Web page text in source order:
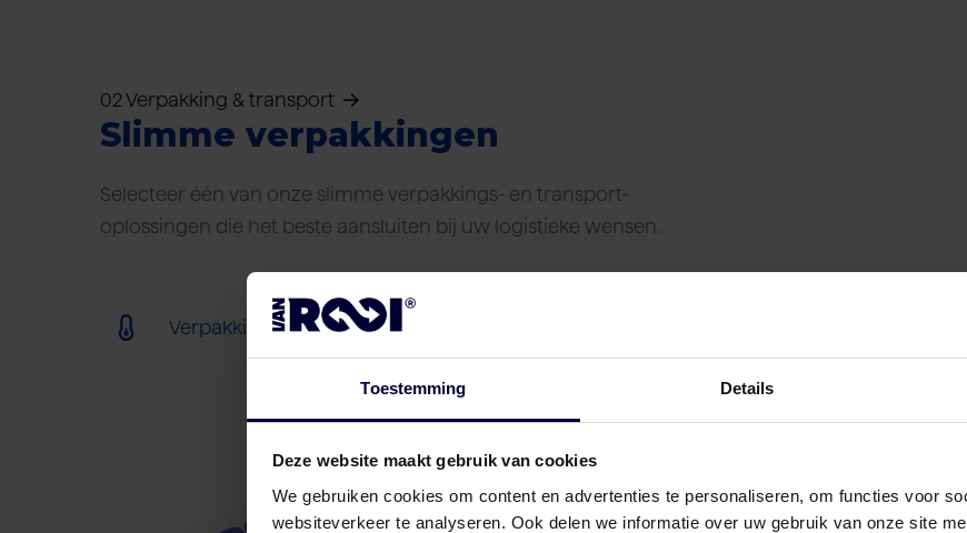
Toestemming Details
Deze website maakt gebruik van cookies
We gebruiken cookies om content en advertenties te personaliseren, om functies voor
websiteverkeer te analyseren. Ook delen we informatie over uw gebruik van onze site
02 Verpakking & transport
Slimme verpakkingen
Selecteer één van onze slimme verpakkings- en transport-
oplossingen die het beste aansluiten bij uw logistieke wensen.
Verpakking (bevroren) (< 18ºC)